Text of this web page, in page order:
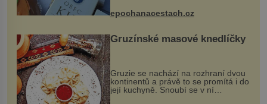
epochanacestach.cz
Gruzínské masové knedlíčky
Gruzie se nachází na rozhraní dvou
kontinentů a právě to se promítá i do
její kuchyně. Snoubí se v ní
evropské a asijské chutě a díky tomu